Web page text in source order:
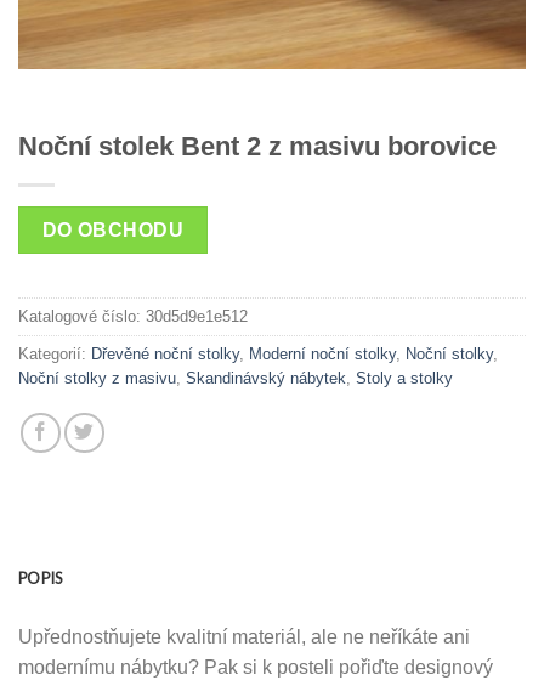
Noční stolek Bent 2 z masivu borovice
DO OBCHODU
Katalogové číslo: 30d5d9e1e512
Kategorií: Dřevěné noční stolky, Moderní noční stolky, Noční stolky,
Noční stolky z masivu, Skandinávský nábytek, Stoly a stolky
POPIS
Upřednostňujete kvalitní materiál, ale ne neříkáte ani
modernímu nábytku? Pak si k posteli pořiďte designový